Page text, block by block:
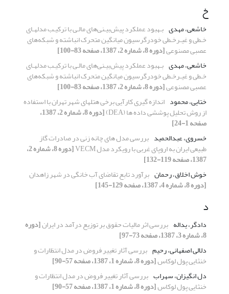
خ
خاشعی، مهدی بـهبود عملکرد پیش‌بیـنی‌های مالـی با ترکیـب مدلهـای
خـطی و غیـرخـطی خودرگرسیون میانگین متحرک انباشته و شبکه‌های
عصبی مصنوعی[دوره 8، شماره 2، 1387، صفحه 83-100]
خاشعی، مهدی بـهبود عملکرد پیش‌بیـنی‌های مالـی با ترکیـب مدلهـای
خـطی و غیـرخـطی خودرگرسیون میانگین متحرک انباشته و شبکه‌های
عصبی مصنوعی[دوره 8، شماره 2، 1387، صفحه 83-100]
ختایی، محمود اندازه گیری کارآیی برخی هتلهای شهر تهران با استفاده
از روش تحلیل پوششی داده ها (DEA) [دوره 8، شماره 2، 1387،
صفحه 1-24]
خسروی، عبدالحمید بررسی مدل های چانه زنی در صادرات گاز
طبیعی ایران به اروپای غربی با رویکرد مدل VECM [دوره 8، شماره 2،
1387، صفحه 119-132]
خوش اخلاق، رحمان برآورد تابع تقاضای آب خانگی در شهر زاهدان
[دوره 8، شماره 4، 1387، صفحه 129-145]
د
دادگر، یداله بررسی اثر مالیات حقوق بر توزیع درآمد در ایران[دوره
8، شماره 3، 1387، صفحه 73-97]
دلالی اصفهانی، رحیم بررسی آثار تغییر فروض در مدل انتظارات و
خنثایی پول لوکاس[دوره 8، شماره 1، 1387، صفحه 57-90]
دل انگیزان، سهراب بررسی آثار تغییر فروض در مدل انتظارات و
خنثایی پول لوکاس[دوره 8، شماره 1، 1387، صفحه 57-90]